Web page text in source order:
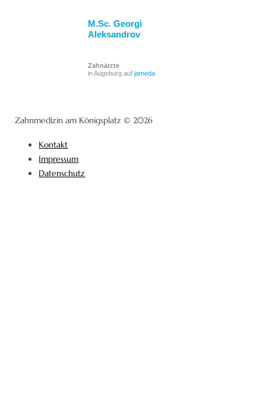
M.Sc. Georgi
Aleksandrov
Zahnärzte
in Augsburg aufjameda
Zahnmedizin am Königsplatz © 2026
Kontakt
Impressum
Datenschutz